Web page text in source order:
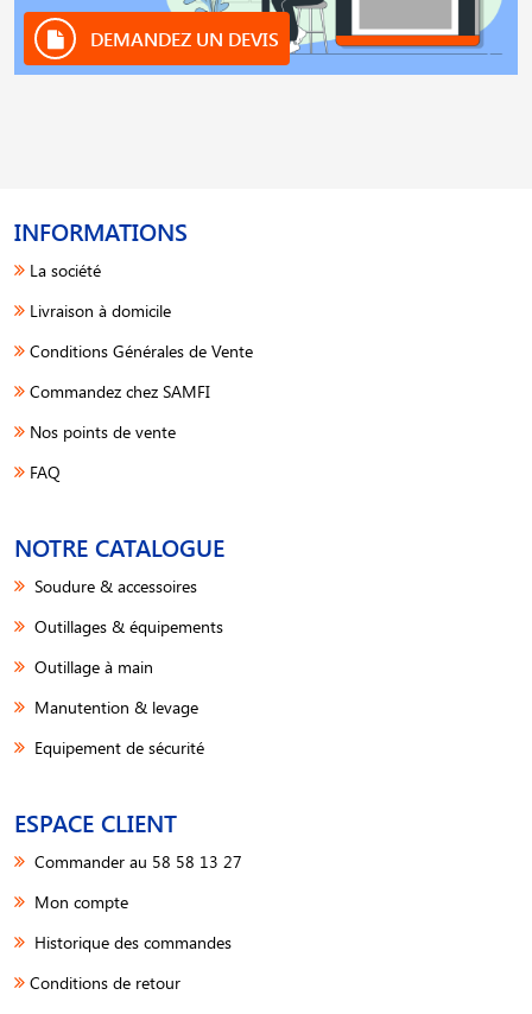
DEMANDEZ UN DEVIS
INFORMATIONS
La société
Livraison à domicile
Conditions Générales de Vente
Commandez chez SAMFI
Nos points de vente
FAQ
NOTRE CATALOGUE
Soudure & accessoires
Outillages & équipements
Outillage à main
Manutention & levage
Equipement de sécurité
ESPACE CLIENT
Commander au 58 58 13 27
Mon compte
Historique des commandes
Conditions de retour